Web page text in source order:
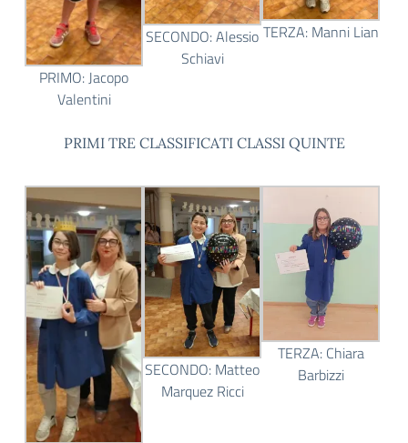
PRIMO: Jacopo
Valentini
SECONDO: Alessio
Schiavi
TERZA: Manni Lian
PRIMI TRE CLASSIFICATI CLASSI QUINTE
SECONDO: Matteo
Marquez Ricci
TERZA: Chiara
Barbizzi